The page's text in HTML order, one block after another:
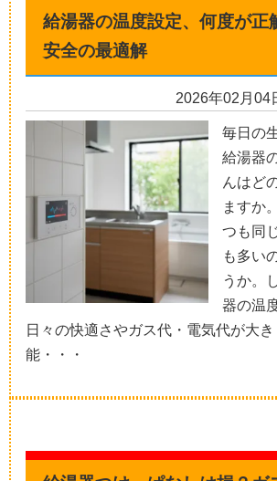
給湯器の温度設定、何度が正
安全の最適解
2026年02月04
毎日の
給湯器
んはど
ますか
つも同
も多い
うか。
器の温
日々の快適さやガス代・電気代が大
能・・・